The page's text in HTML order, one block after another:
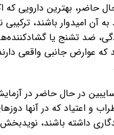
حاضر، بهترین دارویی که
آن امیدوار باشند، ترکیبی
ضد تشنج یا
که عوارض جانبی واقعی
در حال حاضر در
و اعتیاد که در آنها
داشته باشند،